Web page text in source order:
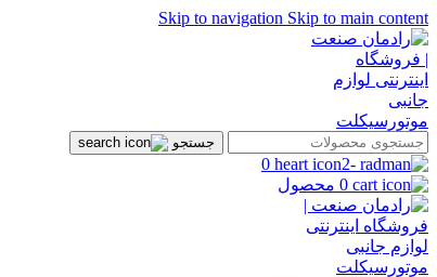
Skip to navigation Skip to main content
جستجو
0
0 محصول